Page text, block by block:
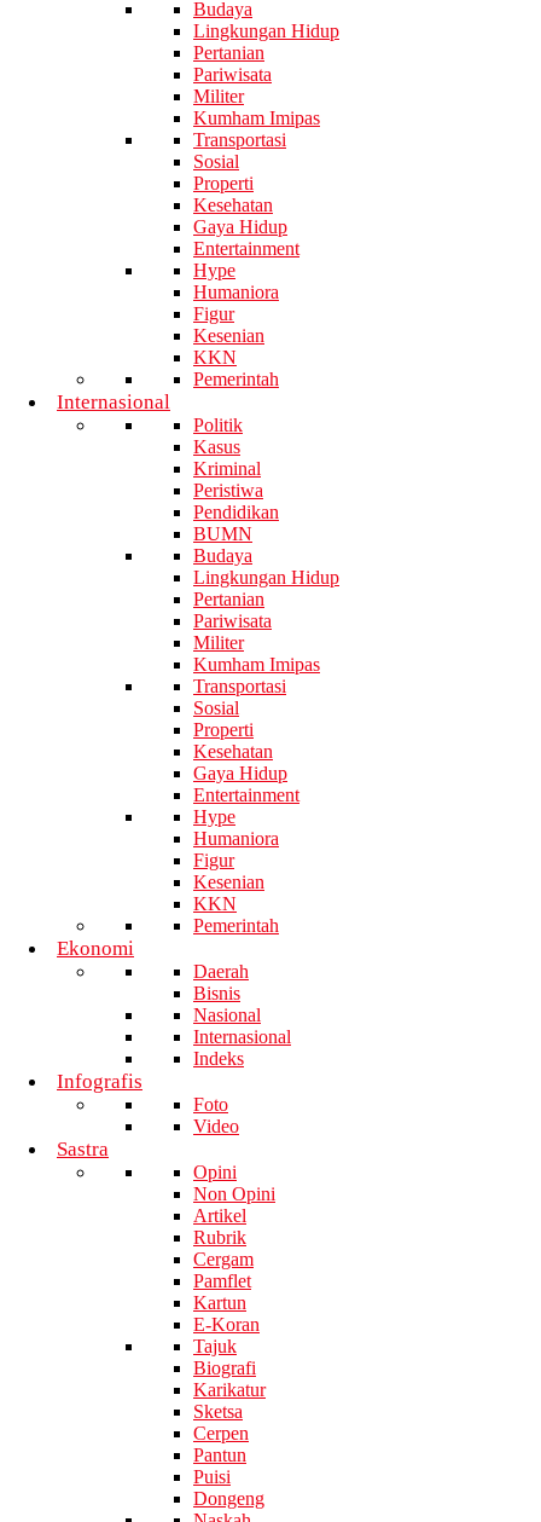
Budaya
Lingkungan Hidup
Pertanian
Pariwisata
Militer
Kumham Imipas
Transportasi
Sosial
Properti
Kesehatan
Gaya Hidup
Entertainment
Hype
Humaniora
Figur
Kesenian
KKN
Pemerintah
Internasional
Politik
Kasus
Kriminal
Peristiwa
Pendidikan
BUMN
Budaya
Lingkungan Hidup
Pertanian
Pariwisata
Militer
Kumham Imipas
Transportasi
Sosial
Properti
Kesehatan
Gaya Hidup
Entertainment
Hype
Humaniora
Figur
Kesenian
KKN
Pemerintah
Ekonomi
Daerah
Bisnis
Nasional
Internasional
Indeks
Infografis
Foto
Video
Sastra
Opini
Non Opini
Artikel
Rubrik
Cergam
Pamflet
Kartun
E-Koran
Tajuk
Biografi
Karikatur
Sketsa
Cerpen
Pantun
Puisi
Dongeng